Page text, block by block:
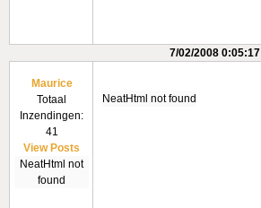
7/02/2008 0:05:17
Maurice
Totaal
Inzendingen:
41
View Posts
NeatHtml not
found
NeatHtml not found